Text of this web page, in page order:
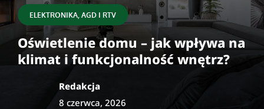
ELEKTRONIKA, AGD I RTV
Oświetlenie domu – jak wpływa na
klimat i funkcjonalność wnętrz?
Redakcja
8 czerwca, 2026